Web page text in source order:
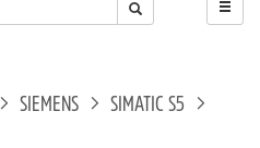
SIEMENS
SIMATIC S5